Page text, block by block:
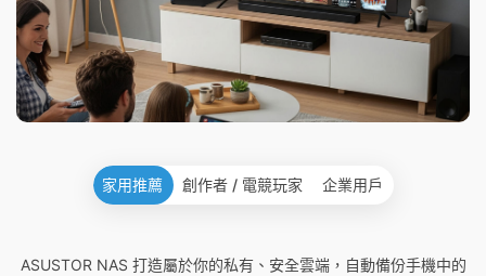
家用推薦 創作者 / 電競玩家 企業用戶
ASUSTOR NAS 打造屬於你的私有、安全雲端，自動備份手機中的